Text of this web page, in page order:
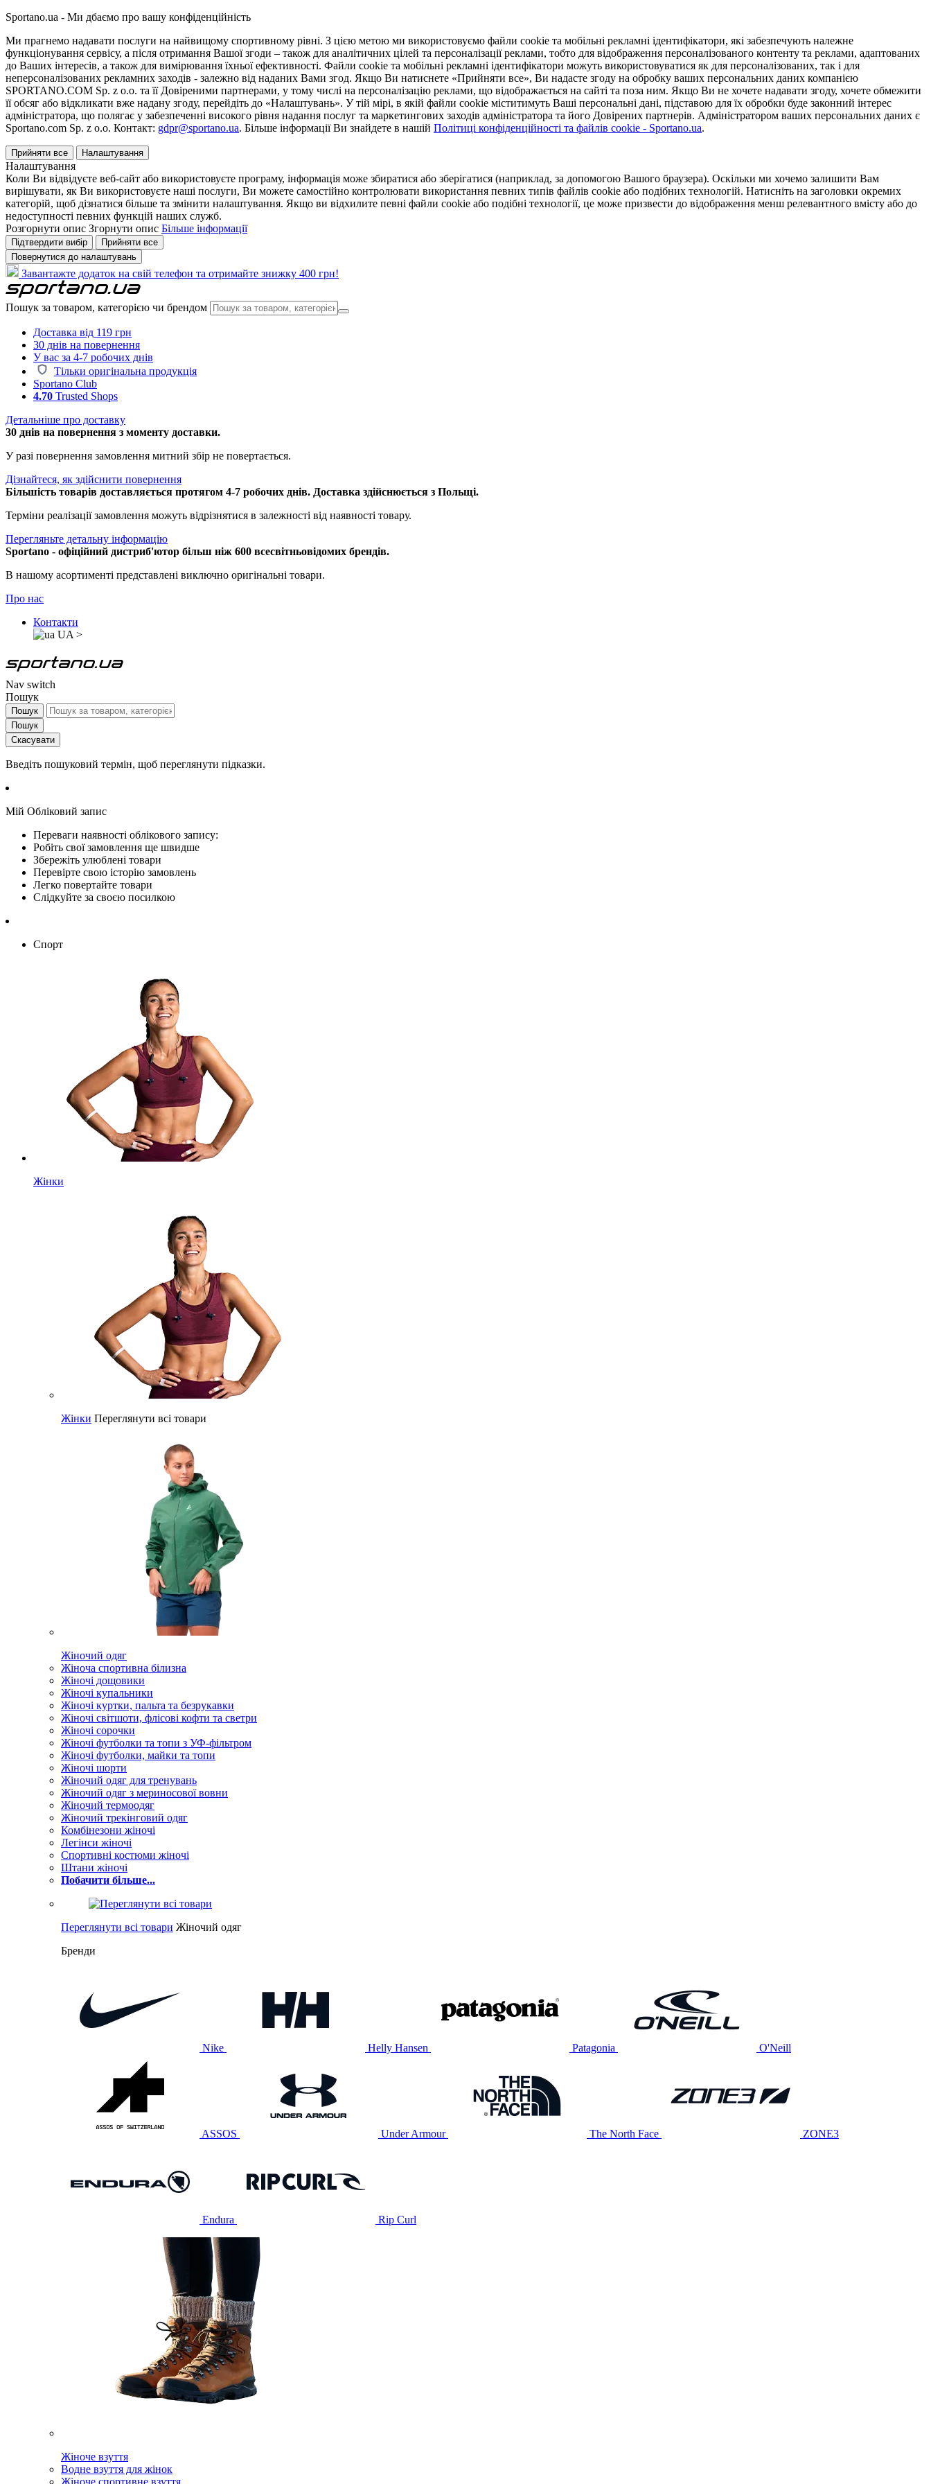
Sportano.ua - Ми дбаємо про вашу конфіденційність
Ми прагнемо надавати послуги на найвищому спортивному рівні. З цією метою ми використовуємо файли cookie та мобільні рекламні ідентифікатори, які забезпечують належне
функціонування сервісу, а після отримання Вашої згоди – також для аналітичних цілей та персоналізації реклами, тобто для відображення персоналізованого контенту та реклами, адаптованих
до Ваших інтересів, а також для вимірювання їхньої ефективності. Файли cookie та мобільні рекламні ідентифікатори можуть використовуватися як для персоналізованих, так і для
неперсоналізованих рекламних заходів - залежно від наданих Вами згод. Якщо Ви натиснете «Прийняти все», Ви надасте згоду на обробку ваших персональних даних компанією
SPORTANO.COM Sp. z o.o. та її Довіреними партнерами, у тому числі на персоналізацію реклами, що відображається на сайті та поза ним. Якщо Ви не хочете надавати згоду, хочете обмежити
її обсяг або відкликати вже надану згоду, перейдіть до «Налаштувань». У тій мірі, в якій файли cookie міститимуть Ваші персональні дані, підставою для їх обробки буде законний інтерес
адміністратора, що полягає у забезпеченні високого рівня надання послуг та маркетингових заходів адміністратора та його Довірених партнерів. Адміністратором ваших персональних даних є
Sportano.com Sp. z o.o. Контакт: gdpr@sportano.ua. Більше інформації Ви знайдете в нашій Політиці конфіденційності та файлів cookie - Sportano.ua.
Прийняти все Налаштування
Налаштування
Коли Ви відвідуєте веб-сайт або використовуєте програму, інформація може збиратися або зберігатися (наприклад, за допомогою Вашого браузера). Оскільки ми хочемо залишити Вам
вирішувати, як Ви використовуєте наші послуги, Ви можете самостійно контролювати використання певних типів файлів cookie або подібних технологій. Натисніть на заголовки окремих
категорій, щоб дізнатися більше та змінити налаштування. Якщо ви відхилите певні файли cookie або подібні технології, це може призвести до відображення менш релевантного вмісту або до
недоступності певних функцій наших служб.
Розгорнути опис Згорнути опис Більше інформації
Підтвердити вибір
Прийняти все
Повернутися до налаштувань
Завантажте додаток на свій телефон та отримайте знижку 400 грн!
Пошук за товаром, категорією чи брендом
Доставка від 119 грн
30 днів на повернення
У вас за 4-7 робочих днів
Тільки оригінальна продукція
Sportano Club
4.70 Trusted Shops
Детальніше про доставку
30 днів на повернення з моменту доставки.
У разі повернення замовлення митний збір не повертається.
Дізнайтеся, як здійснити повернення
Більшість товарів доставляється протягом 4-7 робочих днів. Доставка здійснюється з Польщі.
Терміни реалізації замовлення можуть відрізнятися в залежності від наявності товару.
Перегляньте детальну інформацію
Sportano - офіційний дистриб'ютор більш ніж 600 всесвітньовідомих брендів.
В нашому асортименті представлені виключно оригінальні товари.
Про нас
Контакти
UA >
Nav switch
Пошук
Пошук
Пошук
Скасувати
Введіть пошуковий термін, щоб переглянути підказки.
Мій Обліковий запис
Переваги наявності облікового запису:
Робіть свої замовлення ще швидше
Збережіть улюблені товари
Перевірте свою історію замовлень
Легко повертайте товари
Слідкуйте за своєю посилкою
Спорт
Жінки
Жінки Переглянути всі товари
Жіночий одяг
Жіноча спортивна білизна
Жіночі дощовики
Жіночі купальники
Жіночі куртки, пальта та безрукавки
Жіночі світшоти, флісові кофти та светри
Жіночі сорочки
Жіночі футболки та топи з УФ-фільтром
Жіночі футболки, майки та топи
Жіночі шорти
Жіночий одяг для тренувань
Жіночий одяг з мериносової вовни
Жіночий термоодяг
Жіночий трекінговий одяг
Комбінезони жіночі
Легінси жіночі
Спортивні костюми жіночі
Штани жіночі
Побачити більше...
Переглянути всі товари Жіночий одяг
Бренди
Nike Helly Hansen Patagonia O'Neill
ASSOS Under Armour The North Face ZONE3
Endura Rip Curl
Жіноче взуття
Водне взуття для жінок
Жіноче спортивне взуття